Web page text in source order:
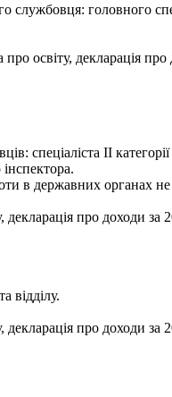
головного
освіту, декларація про
ІІ категорії
в державних органах
про доходи за
відділу.
про доходи за